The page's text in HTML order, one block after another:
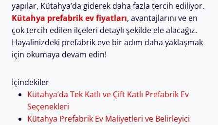
yapılar, Kütahya’da giderek daha fazla tercih ediliyor.
Kütahya prefabrik ev fiyatları, avantajlarını ve en
çok tercih edilen ilçeleri detaylı şekilde ele alacağız.
Hayalinizdeki prefabrik eve bir adım daha yaklaşmak
için okumaya devam edin!
İçindekiler
Kütahya’da Tek Katlı ve Çift Katlı Prefabrik Ev
Seçenekleri
Kütahya Prefabrik Ev Maliyetleri ve Belirleyici